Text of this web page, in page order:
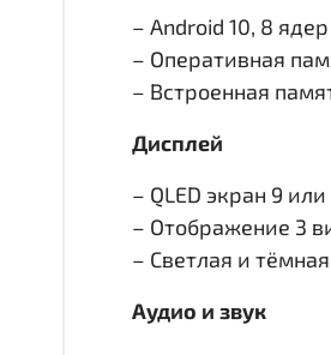
– Android 10, 8 ядер
– Оперативная
– Встроенная
Дисплей
– QLED экран 9
– Отображение 3
– Светлая и
Аудио и звук